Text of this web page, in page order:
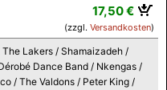
17,50 €
(zzgl. Versandkosten)
Lakers / Shamaizadeh /
Dance Band / Nkengas /
/ The Valdons / Peter King /